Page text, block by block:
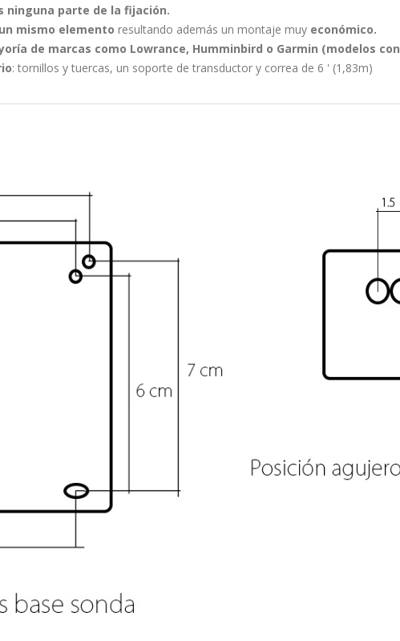
ninguna parte de la fijación.
un mismo elemento resultando además un montaje muy económico.
de marcas como Lowrance, Humminbird o Garmin (modelos
: tornillos y tuercas, un soporte de transductor y correa de 6 ' (1,83m)